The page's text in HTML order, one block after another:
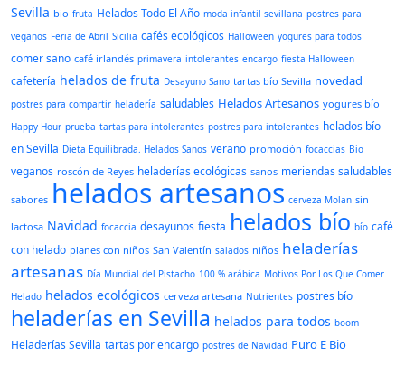
Sevilla bio fruta Helados Todo El Año moda infantil sevillana postres para
veganos Feria de Abril Sicilia cafés ecológicos Halloween yogures para todos
comer sano café irlandés primavera intolerantes encargo fiesta Halloween
cafetería helados de fruta Desayuno Sano tartas bío Sevilla novedad
postres para compartir heladería saludables Helados Artesanos yogures bío
Happy Hour prueba tartas para intolerantes postres para intolerantes helados bío
en Sevilla Dieta Equilibrada. Helados Sanos verano promoción focaccias Bio
veganos roscón de Reyes heladerías ecológicas sanos meriendas saludables
sabores helados artesanos cerveza Molan sin
lactosa Navidad focaccia desayunos fiesta helados bío bío café
con helado planes con niños San Valentín salados niños heladerías
artesanas Día Mundial del Pistacho 100 % arábica Motivos Por Los Que Comer
Helado helados ecológicos cerveza artesana Nutrientes postres bío
heladerías en Sevilla helados para todos boom
Heladerías Sevilla tartas por encargo postres de Navidad Puro E Bio